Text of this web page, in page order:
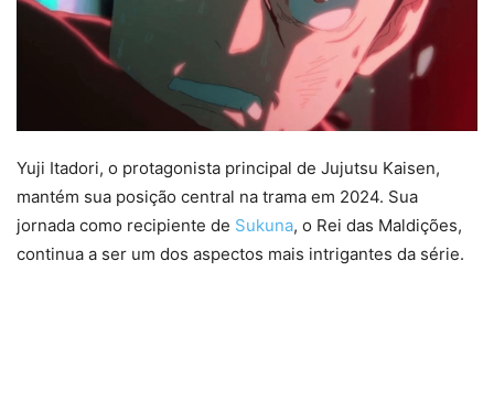
Yuji Itadori, o protagonista principal de Jujutsu Kaisen,
mantém sua posição central na trama em 2024. Sua
jornada como recipiente de Sukuna, o Rei das Maldições,
continua a ser um dos aspectos mais intrigantes da série.